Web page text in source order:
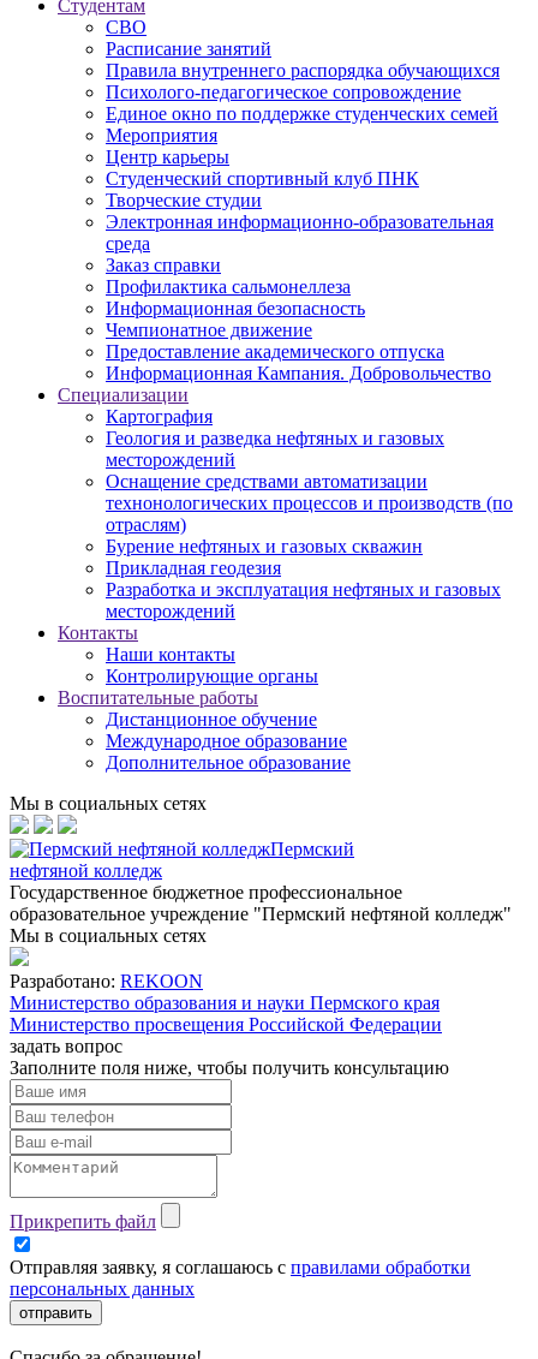
Студентам
СВО
Расписание занятий
Правила внутреннего распорядка обучающихся
Психолого-педагогическое сопровождение
Единое окно по поддержке студенческих семей
Мероприятия
Центр карьеры
Студенческий спортивный клуб ПНК
Творческие студии
Электронная информационно-образовательная
среда
Заказ справки
Профилактика сальмонеллеза
Информационная безопасность
Чемпионатное движение
Предоставление академического отпуска
Информационная Кампания. Добровольчество
Специализации
Картография
Геология и разведка нефтяных и газовых
месторождений
Оснащение средствами автоматизации
технонологических процессов и производств (по
отраслям)
Бурение нефтяных и газовых скважин
Прикладная геодезия
Разработка и эксплуатация нефтяных и газовых
месторождений
Контакты
Наши контакты
Контролирующие органы
Воспитательные работы
Дистанционное обучение
Международное образование
Дополнительное образование
Мы в социальных сетях
Пермский
нефтяной колледж
Государственное бюджетное профессиональное
образовательное учреждение "Пермский нефтяной колледж"
Мы в социальных сетях
Разработано: REKOON
Министерство образования и науки Пермского края
Министерство просвещения Российской Федерации
задать вопрос
Заполните поля ниже, чтобы получить консультацию
Прикрепить файл
Отправляя заявку, я соглашаюсь с правилами обработки
персональных данных
отправить